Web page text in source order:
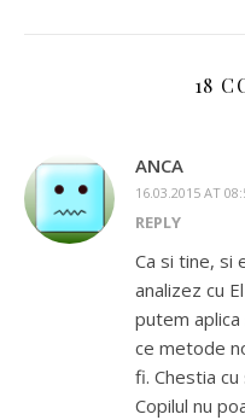
18
ANCA
16.03.2015 AT
REPLY
Ca si tine, si
analizez cu
putem
ce metode
fi. Chestia
Copilul nu